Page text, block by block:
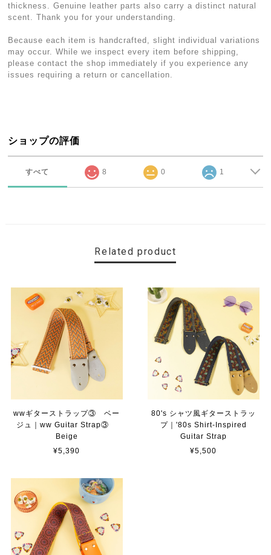
thickness. Genuine leather parts also carry a distinct natural
scent. Thank you for your understanding.
Because each item is handcrafted, slight individual variations
may occur. While we inspect every item before shipping,
please contact the shop immediately if you experience any
issues requiring a return or cancellation.
ショップの評価
すべて 8 0 1
Related product
wwギターストラップ③ ベー
ジュ｜ww Guitar Strap③
Beige
¥5,390
80's シャツ風ギターストラッ
プ｜'80s Shirt-Inspired
Guitar Strap
¥5,500